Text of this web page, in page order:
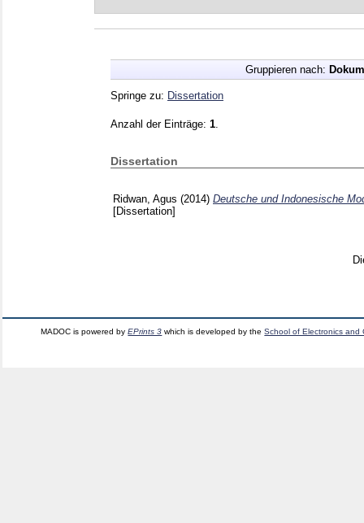
Gruppieren nach:
Springe zu: Dissertation
Anzahl der Einträge: 1
Dissertation
Ridwan, Agus (2014) Deutsche und Indonesische
[Dissertation]
MADOC is powered byEPrints 3 which is developed by theSchool of Electronics and